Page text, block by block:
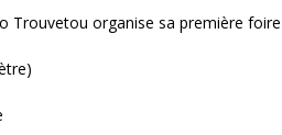
Trouvetou organise sa première